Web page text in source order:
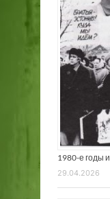
1980-е годы
29.04.2026